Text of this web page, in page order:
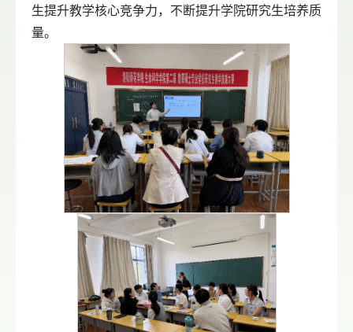
生提升教学核心竞争力，不断提升学院研究生培养质
量。